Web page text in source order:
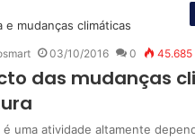
03/10/2016 0 45.685
das mudanças
é uma atividade altamente